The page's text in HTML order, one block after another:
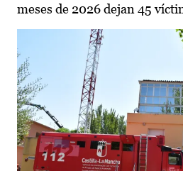
meses de 2026 dejan 45